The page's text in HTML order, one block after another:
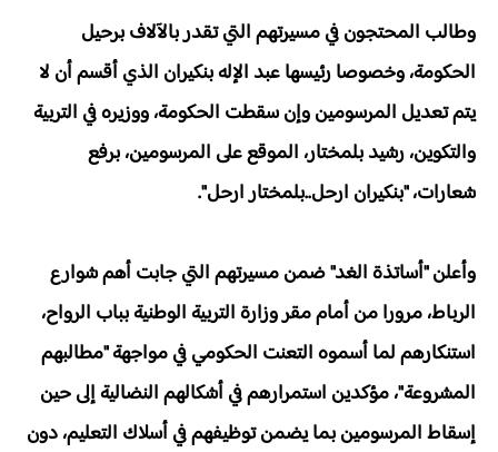
وطالب المحتجون في مسيرتهم التي تقدر بالآلاف برحيل
الحكومة، وخصوصا رئيسها عبد الإله بنكيران الذي أقسم أن لا
يتم تعديل المرسومين وإن سقطت الحكومة، ووزيره في التربية
والتكوين، رشيد بلمختار، الموقع على المرسومين، برفع
شعارات، "بنكيران ارحل..بلمختار ارحل".
وأعلن "أساتذة الغد" ضمن مسيرتهم التي جابت أهم شوارع
الرباط، مرورا من أمام مقر وزارة التربية الوطنية بباب الرواح،
استنكارهم لما أسموه التعنت الحكومي في مواجهة "مطالبهم
المشروعة"، مؤكدين استمرارهم في أشكالهم النضالية إلى حين
إسقاط المرسومين بما يضمن توظيفهم في أسلاك التعليم، دون